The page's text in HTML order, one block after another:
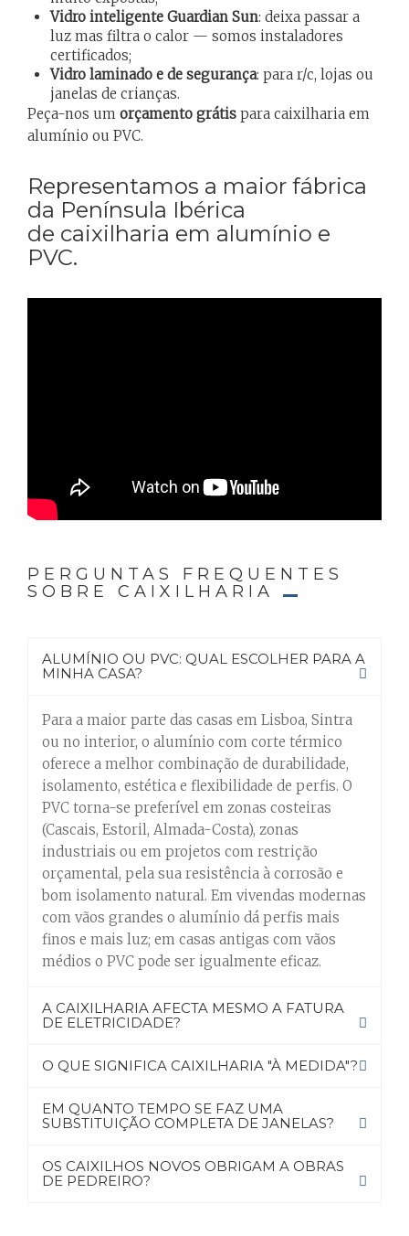
Vidro inteligente Guardian Sun: deixa passar a
luz mas filtra o calor — somos instaladores
certificados;
Vidro laminado e de segurança: para r/c, lojas ou
janelas de crianças.
Peça-nos um orçamento grátis para caixilharia em
alumínio ou PVC.
Representamos a maior fábrica
da Península Ibérica
de caixilharia em alumínio e
PVC.
PERGUNTAS FREQUENTES
SOBRE CAIXILHARIA
ALUMÍNIO OU PVC: QUAL ESCOLHER PARA A
MINHA CASA?
Para a maior parte das casas em Lisboa, Sintra
ou no interior, o alumínio com corte térmico
oferece a melhor combinação de durabilidade,
isolamento, estética e flexibilidade de perfis. O
PVC torna-se preferível em zonas costeiras
(Cascais, Estoril, Almada-Costa), zonas
industriais ou em projetos com restrição
orçamental, pela sua resistência à corrosão e
bom isolamento natural. Em vivendas modernas
com vãos grandes o alumínio dá perfis mais
finos e mais luz; em casas antigas com vãos
médios o PVC pode ser igualmente eficaz.
A CAIXILHARIA AFECTA MESMO A FATURA
DE ELETRICIDADE?
O QUE SIGNIFICA CAIXILHARIA "À MEDIDA"?
EM QUANTO TEMPO SE FAZ UMA
SUBSTITUIÇÃO COMPLETA DE JANELAS?
OS CAIXILHOS NOVOS OBRIGAM A OBRAS
DE PEDREIRO?